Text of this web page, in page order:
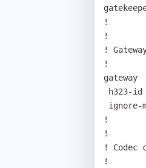
!
!
!
!
gateway
!
!
!
!